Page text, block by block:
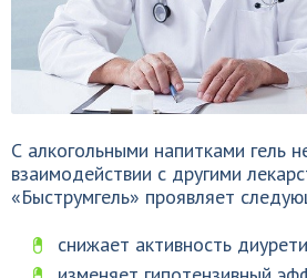
С алкогольными напитками гель
взаимодействии с другими
«Быструмгель» проявляет
снижает активность